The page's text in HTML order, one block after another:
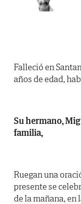
Falleció en
años de edad,
Su hermano,
familia,
Ruegan una
presente se
de la mañana, en